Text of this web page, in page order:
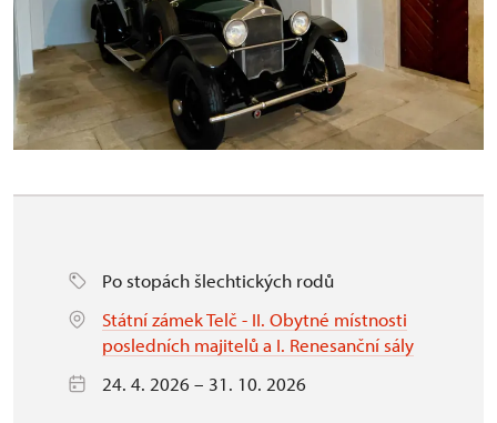
Po stopách šlechtických rodů
Státní zámek Telč - II. Obytné místnosti
posledních majitelů a I. Renesanční sály
24. 4. 2026 – 31. 10. 2026